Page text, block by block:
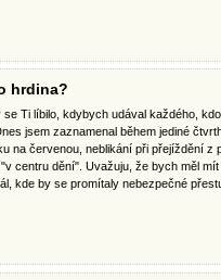
hrdina?
se Ti líbilo, kdybych udával každého,
jsem zaznamenal během jediné
na červenou, neblikání při přejíždění z
centru dění". Uvažuju, že bych měl
kde by se promítaly nebezpečné